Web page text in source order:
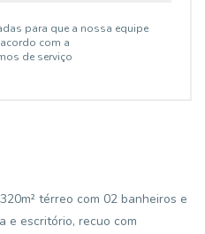
para que a nossa equipe
com a
de serviço
térreo com 02 banheiros e
e escritório, recuo com